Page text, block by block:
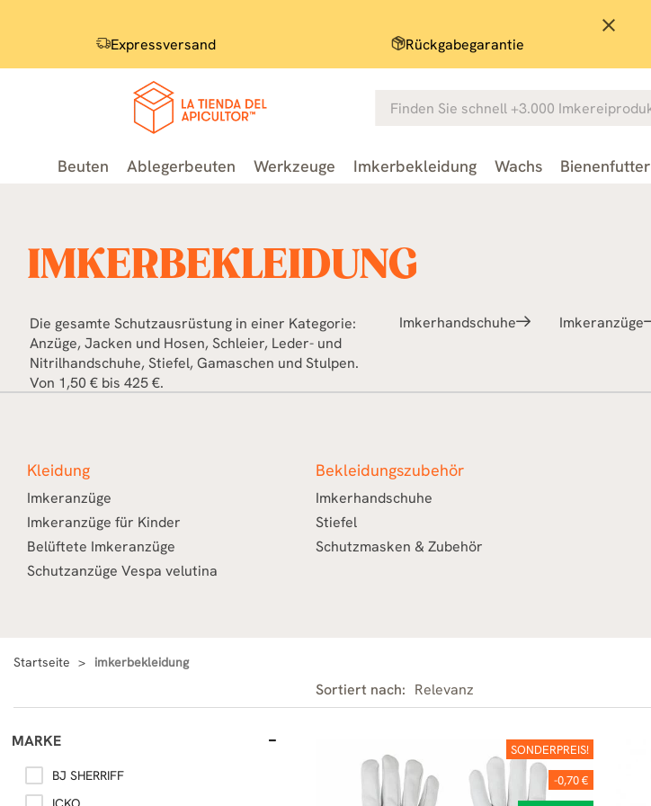
close
Expressversand Rückgabegarantie
Beuten Ablegerbeuten Werkzeuge Imkerbekleidung Wachs Bienenfutter
IMKERBEKLEIDUNG
Die gesamte Schutzausrüstung in einer Kategorie:
Anzüge, Jacken und Hosen, Schleier, Leder- und
Nitrilhandschuhe, Stiefel, Gamaschen und Stulpen.
Von 1,50 € bis 425 €.
Imkerhandschuhe Imkeranzüge
Kleidung
Imkeranzüge
Imkeranzüge für Kinder
Belüftete Imkeranzüge
Schutzanzüge Vespa velutina
Bekleidungszubehör
Imkerhandschuhe
Stiefel
Schutzmasken & Zubehör
Startseite imkerbekleidung
MARKE
BJ SHERRIFF
Sortiert nach: Relevanz
SONDERPREIS!
-0,70 €